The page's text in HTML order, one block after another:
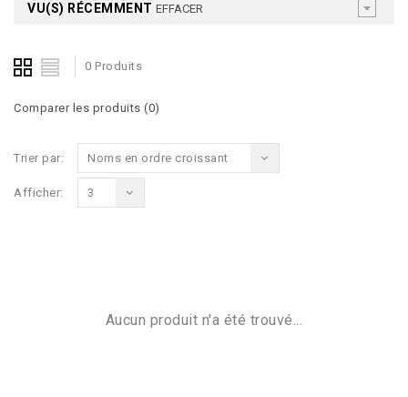
VU(S) RÉCEMMENT EFFACER
0 Produits
Comparer les produits (0)
Trier par: Noms en ordre croissant
Afficher: 3
Aucun produit n'a été trouvé...